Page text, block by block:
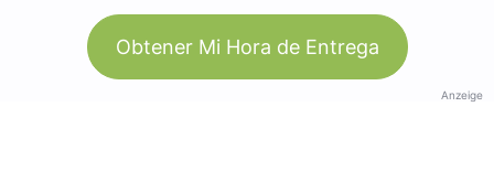
Obtener Mi Hora de Entrega
Anzeige